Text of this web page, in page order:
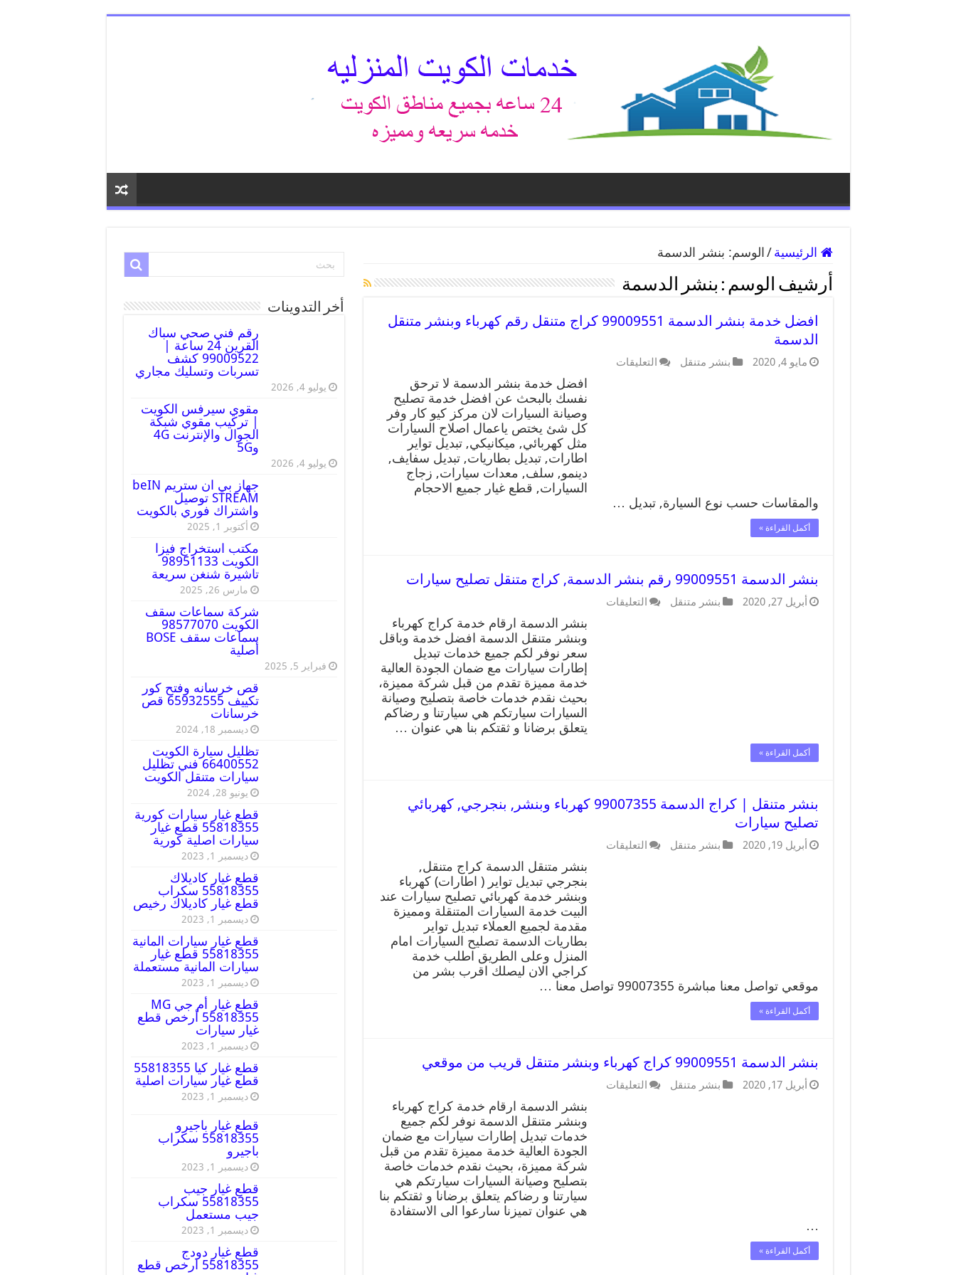
الرئيسية / الوسم: بنشر الدسمة
أرشيف الوسم : بنشر الدسمة
افضل خدمة بنشر الدسمة 99009551 كراج متنقل رقم كهرباء وبنشر متنقل
الدسمة
مايو 4, 2020 بنشر متنقل التعليقات
افضل خدمة بنشر الدسمة لا ترحق
نفسك بالبحث عن افضل خدمة تصليح
وصيانة السيارات لان مركز كيو كار وفر
كل شئ يختص ياعمال اصلاح السيارات
مثل كهربائي, ميكانيكي, تبديل تواير
اطارات, تبديل بطاريات, تبديل سفايف,
دينمو, سلف, معدات سيارات, زجاج
السيارات, قطع غيار جميع الاحجام
والمقاسات حسب نوع السيارة, تبديل …
أكمل القراءة »
بنشر الدسمة 99009551 رقم بنشر الدسمة, كراج متنقل تصليح سيارات
أبريل 27, 2020 بنشر متنقل التعليقات
بنشر الدسمة ارقام خدمة كراج كهرباء
وبنشر متنقل الدسمة افضل خدمة وباقل
سعر نوفر لكم جميع خدمات تبديل
إطارات سيارات مع ضمان الجودة العالية
خدمة مميزة تقدم من قبل شركة مميزة،
بحيث نقدم خدمات خاصة بتصليح وصيانة
السيارات سيارتكم هي سيارتنا و رضاكم
يتعلق برضانا و ثقتكم بنا هي عنوان …
أكمل القراءة »
بنشر متنقل | كراج الدسمة 99007355 كهرباء وبنشر, بنجرجي, كهربائي
تصليح سيارات
أبريل 19, 2020 بنشر متنقل التعليقات
بنشر متنقل الدسمة كراج متنقل,
بنجرجي تبديل تواير ( اطارات) كهرباء
وبنشر خدمة كهربائي تصليح سيارات عند
البيت خدمة السيارات المتنقلة ومميزة
مقدمة لجميع العملاء تبديل تواير
بطاريات الدسمة تصليح السيارات امام
المنزل وعلى الطريق اطلب خدمة
كراجي الان ليصلك اقرب بشر من
موقعي تواصل معنا مباشرة 99007355 تواصل معنا …
أكمل القراءة »
بنشر الدسمة 99009551 كراج كهرباء وبنشر متنقل قريب من موقعي
أبريل 17, 2020 بنشر متنقل التعليقات
بنشر الدسمة ارقام خدمة كراج كهرباء
وبنشر متنقل الدسمة نوفر لكم جميع
خدمات تبديل إطارات سيارات مع ضمان
الجودة العالية خدمة مميزة تقدم من قبل
شركة مميزة، بحيث نقدم خدمات خاصة
بتصليح وصيانة السيارات سيارتكم هي
سيارتنا و رضاكم يتعلق برضانا و ثقتكم بنا
هي عنوان تميزنا سارعوا الى الاستفادة
…
أكمل القراءة »
أخر التدوينات
رقم فني صحي سباك
القرين 24 ساعة |
99009522 كشف
تسربات وتسليك مجاري
يوليو 4, 2026
مقوي سيرفس الكويت
| تركيب مقوي شبكة
الجوال والإنترنت 4G
و5G
يوليو 4, 2026
جهاز بي ان ستريم beIN
STREAM توصيل
واشتراك فوري بالكويت
أكتوبر 1, 2025
مكتب استخراج فيزا
الكويت 98951133
تاشيرة شنغن سريعة
مارس 26, 2025
شركة سماعات سقف
الكويت 98577070
سماعات سقف BOSE
أصلية
فبراير 5, 2025
قص خرسانه وفتح كور
تكييف 65932555 قص
خرسانات
ديسمبر 18, 2024
تظليل سيارة الكويت
66400552 فني تظليل
سيارات متنقل الكويت
يونيو 28, 2024
قطع غيار سيارات كورية
55818355 قطع غيار
سيارات اصلية كورية
ديسمبر 1, 2023
قطع غيار كاديلاك
55818355 سكراب
قطع غيار كاديلاك رخيص
ديسمبر 1, 2023
قطع غيار سيارات المانية
55818355 قطع غيار
سيارات المانية مستعملة
ديسمبر 1, 2023
قطع غيار أم جي MG
55818355 أرخص قطع
غيار سيارات
ديسمبر 1, 2023
قطع غيار كيا 55818355
قطع غيار سيارات اصلية
ديسمبر 1, 2023
قطع غيار باجيرو
55818355 سكراب
باجيرو
ديسمبر 1, 2023
قطع غيار جيب
55818355 سكراب
جيب مستعمل
ديسمبر 1, 2023
قطع غيار دودج
55818355 ارخص قطع